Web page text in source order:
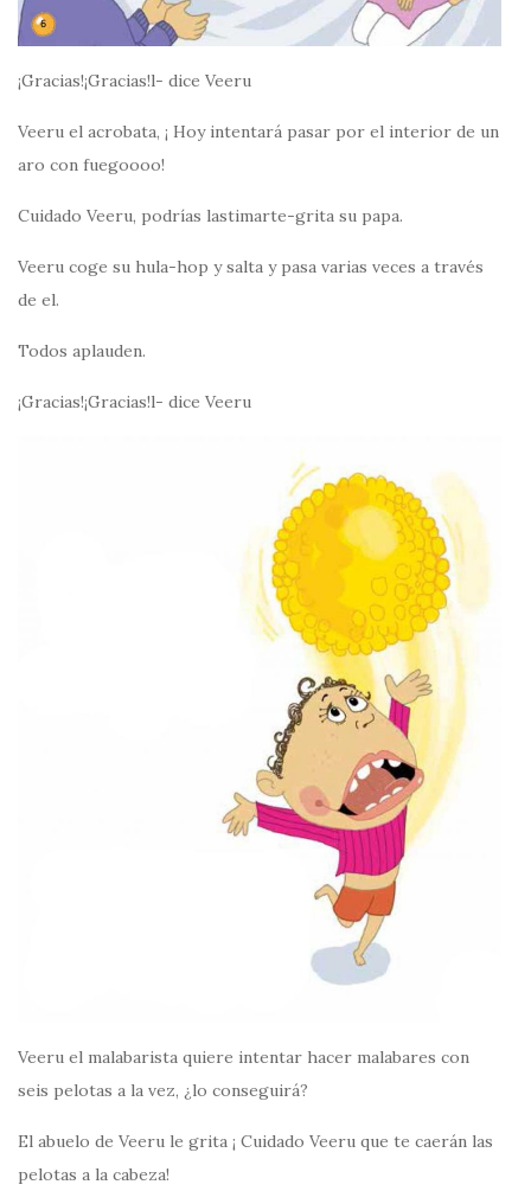
¡Gracias!¡Gracias!l- dice Veeru
Veeru el acrobata, ¡ Hoy intentará pasar por el interior de un
aro con fuegoooo!
Cuidado Veeru, podrías lastimarte-grita su papa.
Veeru coge su hula-hop y salta y pasa varias veces a través
de el.
Todos aplauden.
¡Gracias!¡Gracias!l- dice Veeru
Veeru el malabarista quiere intentar hacer malabares con
seis pelotas a la vez, ¿lo conseguirá?
El abuelo de Veeru le grita ¡ Cuidado Veeru que te caerán las
pelotas a la cabeza!